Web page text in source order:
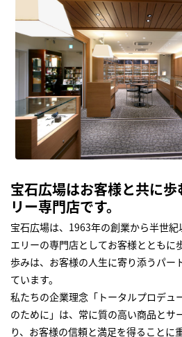
宝石広場はお客様と共に
リー専門店です。
宝石広場は、1963年の創業から半世紀
エリーの専門店としてお客様とともに
歩みは、お客様の人生に寄り添うパー
ています。
私たちの企業理念「トータルプロデュ
のために」は、常に質の高い商品とサ
り、お客様の信頼と満足を得ることに